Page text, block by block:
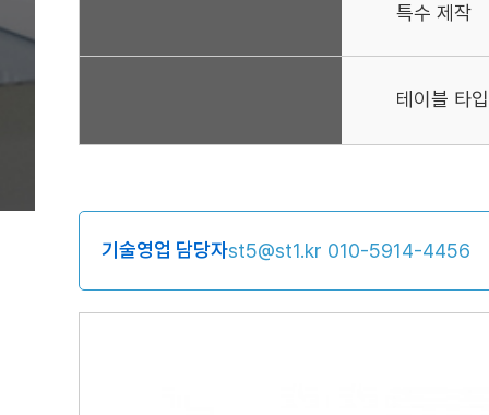
특수 제작
테이블 타입
기술영업 담당자st5@st1.kr 010-5914-4456